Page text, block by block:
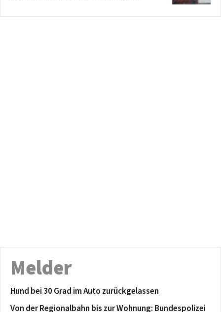
Melder
Hund bei 30 Grad im Auto zurückgelassen
Von der Regionalbahn bis zur Wohnung: Bundespolizei